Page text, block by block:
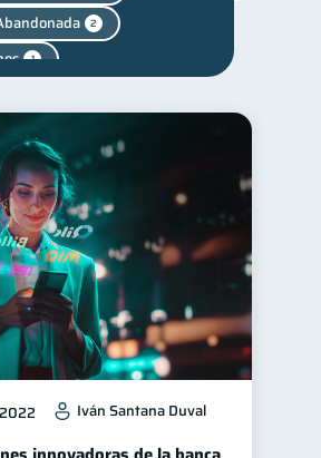
2
1
personales
deudas 31
financiera 31
para jóvenes
deudas 30
familiares
22
financiero 22
para mujeres 20
financiera 13
Iván Santana Duval